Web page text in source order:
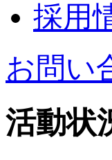
採用
お問い
活動状